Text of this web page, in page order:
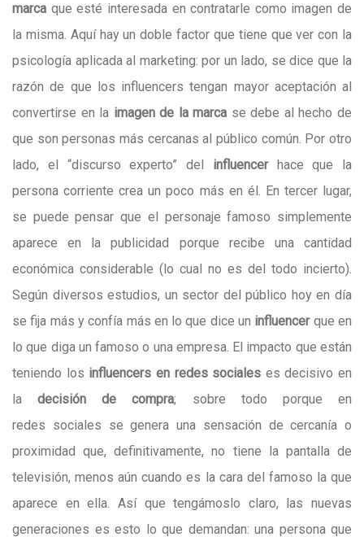
marca que esté interesada en contratarle como imagen de
la misma. Aquí hay un doble factor que tiene que ver con la
psicología aplicada al marketing: por un lado, se dice que la
razón de que los influencers tengan mayor aceptación al
convertirse en la imagen de la marca se debe al hecho de
que son personas más cercanas al público común. Por otro
lado, el “discurso experto” del influencerhace que la
persona corriente crea un poco más en él. En tercer lugar,
se puede pensar que el personaje famoso simplemente
aparece en la publicidad porque recibe una cantidad
económica considerable (lo cual no es del todo incierto).
Según diversos estudios, un sector del público hoy en día
se fija más y confía más en lo que dice un influencerque en
lo que diga un famoso o una empresa. El impacto que están
teniendo los influencers en redes sociales es decisivo en
ladecisión de compra; sobre todo porque en
redes sociales se genera una sensación de cercanía o
proximidad que, definitivamente, no tiene la pantalla de
televisión, menos aún cuando es la cara del famoso la que
aparece en ella. Así que tengámoslo claro, las nuevas
generaciones es esto lo que demandan: una persona que